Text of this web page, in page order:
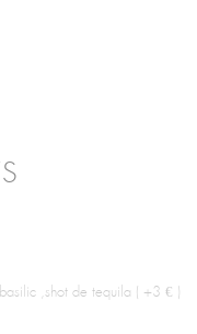
,shot de tequila ( +3 € )